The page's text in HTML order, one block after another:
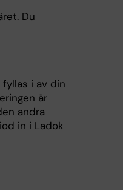
Du
i av din
är
andra
in i Ladok